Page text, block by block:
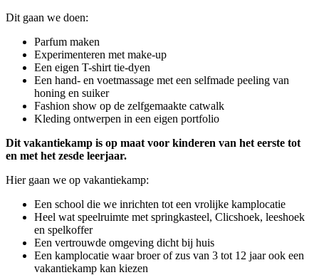
Dit gaan we doen:
Parfum maken
Experimenteren met make-up
Een eigen T-shirt tie-dyen
Een hand- en voetmassage met een selfmade peeling van
honing en suiker
Fashion show op de zelfgemaakte catwalk
Kleding ontwerpen in een eigen portfolio
Dit vakantiekamp is op maat voor kinderen van het eerste tot
en met het zesde leerjaar.
Hier gaan we op vakantiekamp:
Een school die we inrichten tot een vrolijke kamplocatie
Heel wat speelruimte met springkasteel, Clicshoek, leeshoek
en spelkoffer
Een vertrouwde omgeving dicht bij huis
Een kamplocatie waar broer of zus van 3 tot 12 jaar ook een
vakantiekamp kan kiezen